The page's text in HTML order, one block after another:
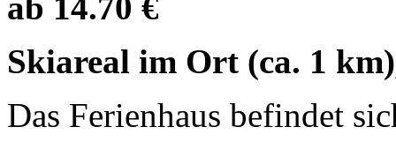
ab 14.70 €
Skiareal im Ort (ca. 1
Das Ferienhaus befindet